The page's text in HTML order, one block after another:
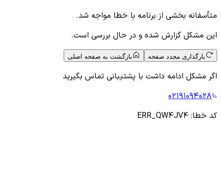
متأسفانه بخشی از برنامه با خطا مواجه شد.
این مشکل گزارش شده و در حال بررسی است.
بارگذاری مجدد صفحه بازگشت به صفحه اصلی
اگر مشکل ادامه داشت با پشتیبانی تماس بگیرید
۰۲۱۹۱۰۹۴۰۲۸
کد خطا: ERR_QW4JV4